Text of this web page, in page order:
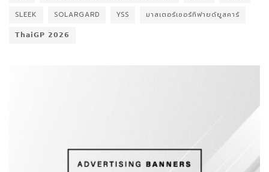
SLEEK
SOLARGARD YSS
มาสเตอร์เซอร์ทิฟายด์ยูสคาร์
𝗧𝗵𝗮𝗶𝗚𝗣 𝟮𝟬𝟮𝟲